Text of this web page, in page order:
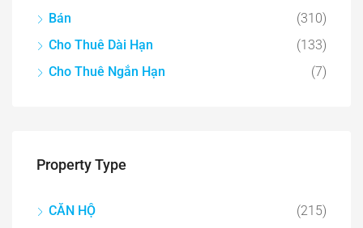
Bán
(310)
Cho Thuê Dài Hạn
(133)
Cho Thuê Ngắn Hạn
(7)
Property Type
CĂN HỘ
(215)